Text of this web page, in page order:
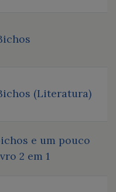
(Literatura)
e um pouco
2 em 1